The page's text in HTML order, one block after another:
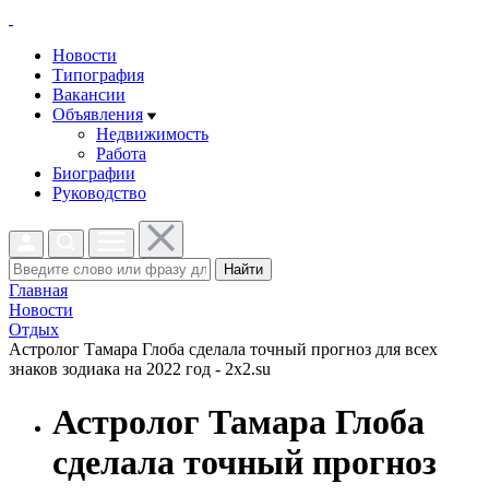
Новости
Типография
Вакансии
Объявления
Недвижимость
Работа
Биографии
Руководство
Найти
Главная
Новости
Отдых
Астролог Тамара Глоба сделала точный прогноз для всех
знаков зодиака на 2022 год - 2x2.su
Астролог Тамара Глоба
сделала точный прогноз